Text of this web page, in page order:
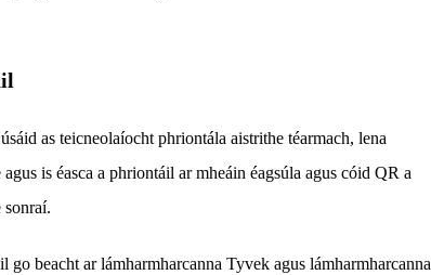
as teicneolaíocht phriontála aistrithe téarmach, lena
is éasca a phriontáil ar mheáin éagsúla agus cóid QR a
sonraí.
beacht ar lámharmharcanna Tyvek agus lámharmharcanna